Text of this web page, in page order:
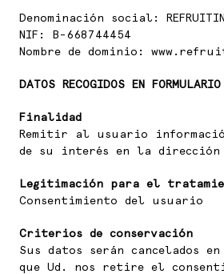
Denominación social:
NIF: B-668744454
Nombre de dominio:
DATOS RECOGIDOS EN
Finalidad
Remitir al usuario
de su interés en la dirección
Legitimación para el
Consentimiento del usuario
Criterios de conservación
Sus datos serán cancelados en
que Ud. nos retire el